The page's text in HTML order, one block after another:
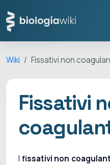
Wiki Fissativi non
Fissativi
I fissativi non